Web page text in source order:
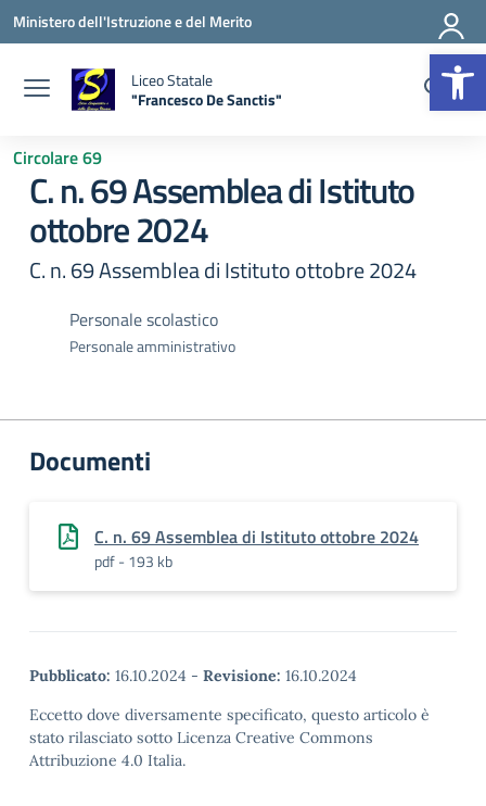
Vai ai contenuti
Vai al menu di navigazione
Vai al footer
Ministero dell'Istruzione e del Merito
Liceo Statale
"Francesco De Sanctis"
Circolare 69
C. n. 69 Assemblea di Istituto
ottobre 2024
C. n. 69 Assemblea di Istituto ottobre 2024
Personale scolastico
Personale amministrativo
Documenti
C. n. 69 Assemblea di Istituto ottobre 2024
pdf - 193 kb
Pubblicato: 16.10.2024 - Revisione: 16.10.2024
Eccetto dove diversamente specificato, questo articolo è
stato rilasciato sotto Licenza Creative Commons
Attribuzione 4.0 Italia.